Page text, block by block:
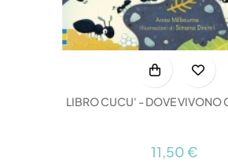
LIBRO CUCU' - DOVE VIVONO
11,50 €